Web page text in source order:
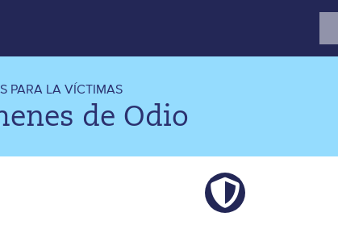
PARA LA VÍCTIMAS
de Odio